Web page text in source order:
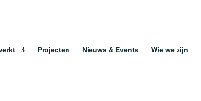
Projecten Nieuws & Events Wie we zijn